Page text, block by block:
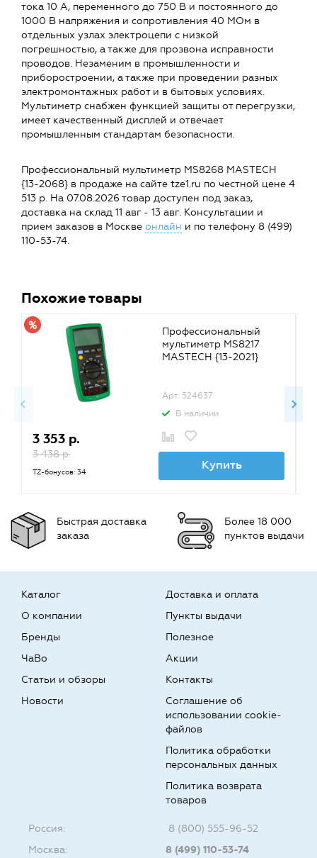
тока 10 А, переменного до 750 В и постоянного до
1000 В напряжения и сопротивления 40 МОм в
отдельных узлах электроцепи с низкой
погрешностью, а также для прозвона исправности
проводов. Незаменим в промышленности и
приборостроении, а также при проведении разных
электромонтажных работ и в бытовых условиях.
Мультиметр снабжен функцией защиты от перегрузки,
имеет качественный дисплей и отвечает
промышленным стандартам безопасности.
Профессиональный мультиметр MS8268 MASTECH
{13-2068} в продаже на сайте tze1.ru по честной цене 4
513 р. На 07.08.2026 товар доступен под заказ,
доставка на склад 11 авг - 13 авг. Консультации и
прием заказов в Москве онлайн и по телефону 8 (499)
110-53-74.
Похожие товары
Профессиональный
мультиметр MS8217
MASTECH {13-2021}
Арт. 524637
В наличии
3 353 р.
3 438 р.
TZ-бонусов: 34
Купить
Быстрая доставка
заказа
Более 18 000
пунктов выдачи
Каталог
О компании
Бренды
Доставка и оплата
Пункты выдачи
Полезное
ЧаВо
Статьи и обзоры
Новости
Акции
Контакты
Соглашение об
использовании cookie-
файлов
Политика обработки
персональных данных
Политика возврата
товаров
Россия:
8 (800) 555-96-52
Москва:
8 (499) 110-53-74